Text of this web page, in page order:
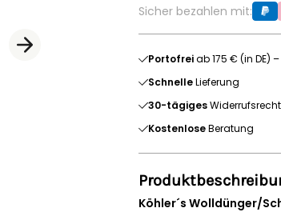
Sicher bezahlen mit:
Portofreiab 175 € (in DE)
SchnelleLieferung
30-tägigesWiderrufsrecht
KostenloseBeratung
Köhler´s Wolldünger/